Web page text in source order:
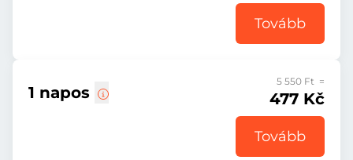
Tovább
1 napos
5 550 Ft =
477 Kč
Tovább